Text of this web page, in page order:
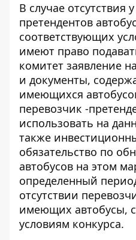
В случае отсутствия
претендентов
соответствующих
имеют право
комитет заявление
и документы,
имеющихся
перевозчик -
использовать на
также
обязательство по
автобусов на этом
определенный
отсутствии
имеющих автобусы,
условиям конкурса.